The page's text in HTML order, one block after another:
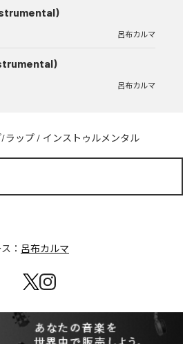
呂布カルマ
呂布カルマ
/ラップ / インストゥルメンタル
： 呂布カルマ